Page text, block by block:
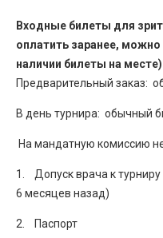
Входные билеты для
оплатить заранее,
наличии билеты на
Предварительный заказ:
В день турнира: обычный
На мандатную комиссию
1. Допуск врача к
6 месяцев назад)
2. Паспорт